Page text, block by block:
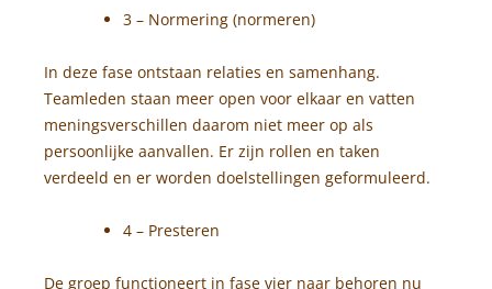
3 – Normering (normeren)
In deze fase ontstaan relaties en samenhang.
Teamleden staan meer open voor elkaar en vatten
meningsverschillen daarom niet meer op als
persoonlijke aanvallen. Er zijn rollen en taken
verdeeld en er worden doelstellingen geformuleerd.
4 – Presteren
De groep functioneert in fase vier naar behoren nu